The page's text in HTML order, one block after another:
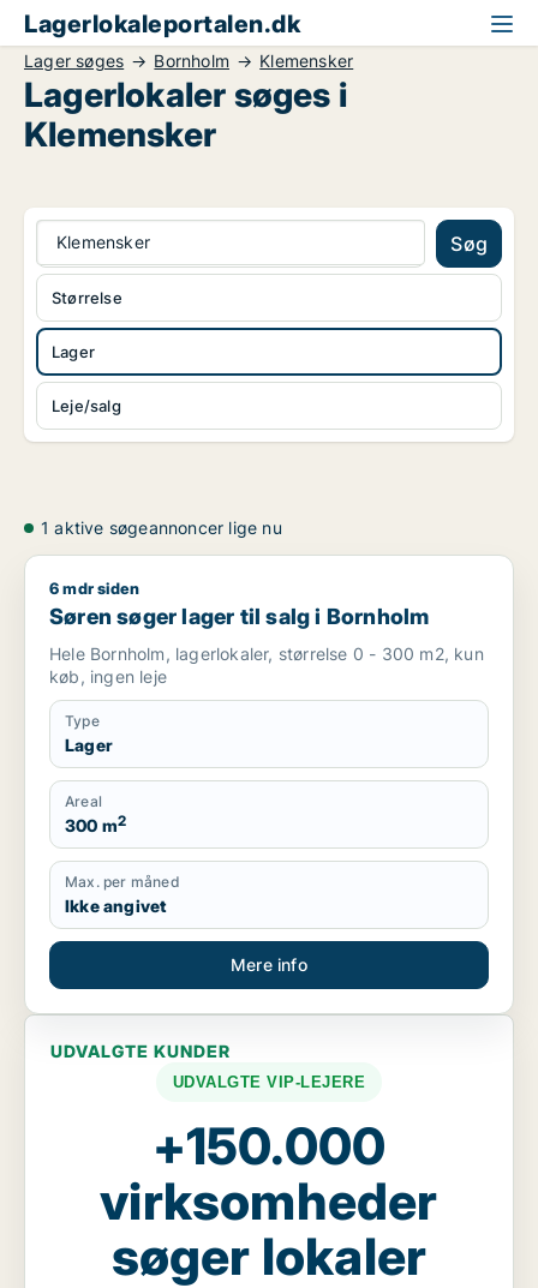
Lagerlokaleportalen.dk
Lager søges Bornholm Klemensker
Lagerlokaler søges i
Klemensker
Klemensker Søg
Lager
Leje/salg
Størrelse
1 aktive søgeannoncer lige nu
Søren søger lager til salg i Bornholm
6 mdr siden
Søren søger lager til salg i Bornholm
Hele Bornholm, lagerlokaler, størrelse 0 - 300 m2, kun
køb, ingen leje
Type
Lager
Areal
300 m2
Max. per måned
Ikke angivet
Mere info
UDVALGTE KUNDER
UDVALGTE VIP-LEJERE
+150.000
virksomheder
søger lokaler